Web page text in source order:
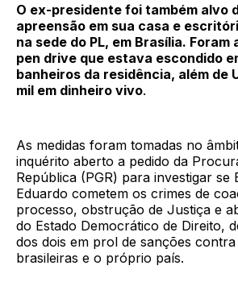
O ex-presidente foi também alvo
apreensão em sua casa e
na sede do PL, em Brasília. Foram
pen drive que estava escondido
banheiros da residência, além de
mil em dinheiro vivo.
As medidas foram tomadas no
inquérito aberto a pedido da
República (PGR) para investigar se
Eduardo cometem os crimes de
processo, obstrução de Justiça e
do Estado Democrático de Direito,
dos dois em prol de sanções
brasileiras e o próprio país.